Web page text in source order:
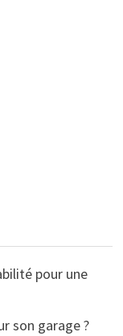
pour une
son garage ?